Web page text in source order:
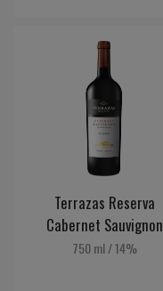
Terrazas Reserva
Cabernet Sauvignon
750 ml /14%